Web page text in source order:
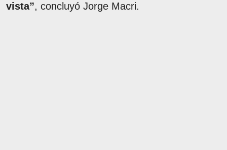
vista”, concluyó Jorge Macri.